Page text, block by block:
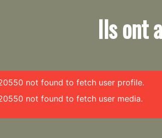
Ils ont
not found to fetch user profile.
not found to fetch user media.